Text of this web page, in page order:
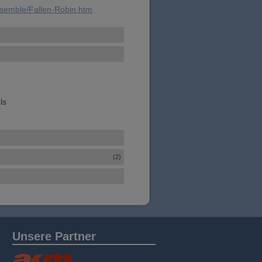
Fallen-Robin.htm
(2)
Unsere Partner